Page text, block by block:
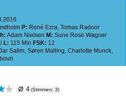
P: René Ezra, Tomas Radoor
Adam Nielsen M: Sune Rose Wagner
L: 115 Min FSK: 12
Salim, Søren Malling, Charlotte Munck,
⌀ 4 (Stimmen: 3)